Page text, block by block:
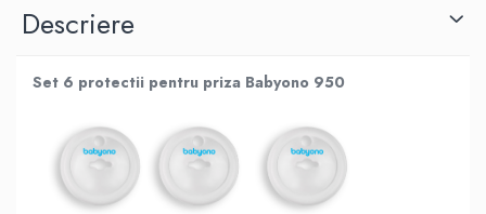
Descriere
Set 6 protectii pentru priza Babyono 950